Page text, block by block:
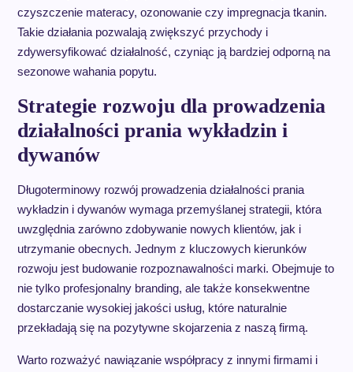
czyszczenie materacy, ozonowanie czy impregnacja tkanin.
Takie działania pozwalają zwiększyć przychody i
zdywersyfikować działalność, czyniąc ją bardziej odporną na
sezonowe wahania popytu.
Strategie rozwoju dla prowadzenia
działalności prania wykładzin i
dywanów
Długoterminowy rozwój prowadzenia działalności prania
wykładzin i dywanów wymaga przemyślanej strategii, która
uwzględnia zarówno zdobywanie nowych klientów, jak i
utrzymanie obecnych. Jednym z kluczowych kierunków
rozwoju jest budowanie rozpoznawalności marki. Obejmuje to
nie tylko profesjonalny branding, ale także konsekwentne
dostarczanie wysokiej jakości usług, które naturalnie
przekładają się na pozytywne skojarzenia z naszą firmą.
Warto rozważyć nawiązanie współpracy z innymi firmami i